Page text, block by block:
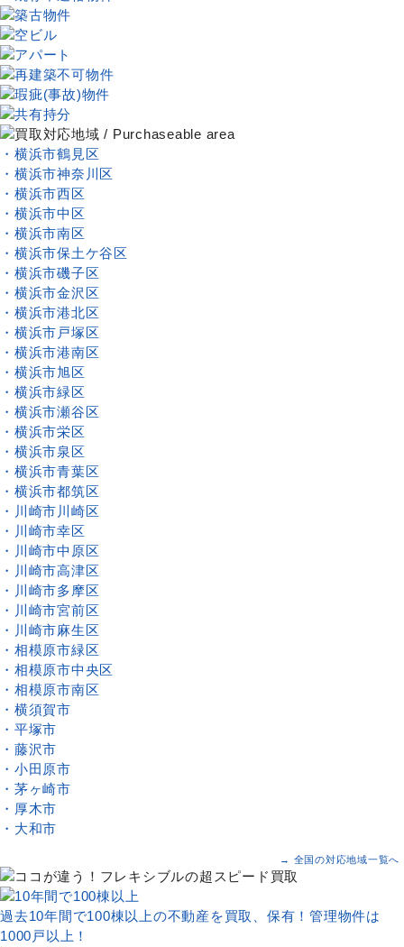
・横浜市鶴見区
・横浜市神奈川区
・横浜市西区
・横浜市中区
・横浜市南区
・横浜市保土ケ谷区
・横浜市磯子区
・横浜市金沢区
・横浜市港北区
・横浜市戸塚区
・横浜市港南区
・横浜市旭区
・横浜市緑区
・横浜市瀬谷区
・横浜市栄区
・横浜市泉区
・横浜市青葉区
・横浜市都筑区
・川崎市川崎区
・川崎市幸区
・川崎市中原区
・川崎市高津区
・川崎市多摩区
・川崎市宮前区
・川崎市麻生区
・相模原市緑区
・相模原市中央区
・相模原市南区
・横須賀市
・平塚市
・藤沢市
・小田原市
・茅ヶ崎市
・厚木市
・大和市
→ 全国の対応地域一覧へ
過去10年間で100棟以上の不動産を買取、保有！管理物件は
1000戸以上！